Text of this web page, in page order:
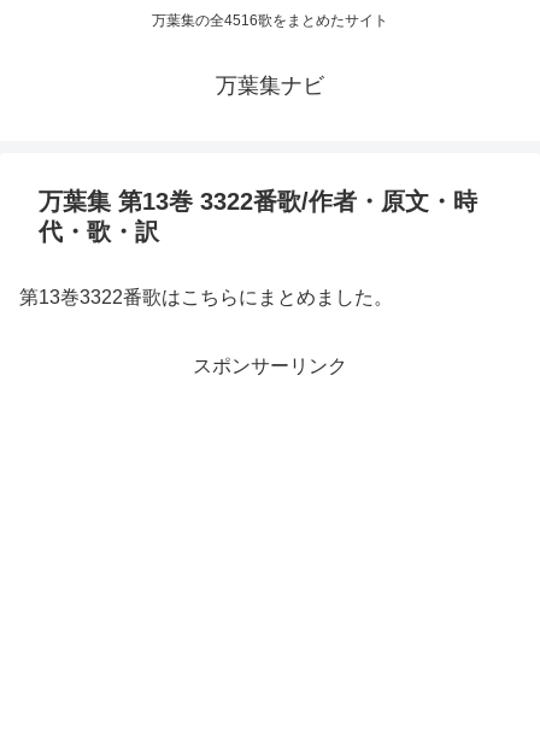
万葉集の全4516歌をまとめたサイト
万葉集ナビ
万葉集 第13巻 3322番歌/作者・原文・時
代・歌・訳
第13巻3322番歌はこちらにまとめました。
スポンサーリンク